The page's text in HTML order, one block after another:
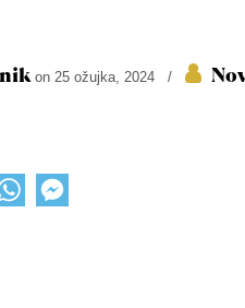
on 25 ožujka, 2024 /
WhatsApp